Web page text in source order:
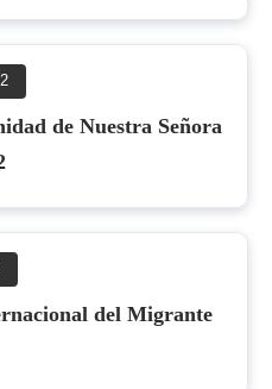
de Nuestra Señora
del Migrante